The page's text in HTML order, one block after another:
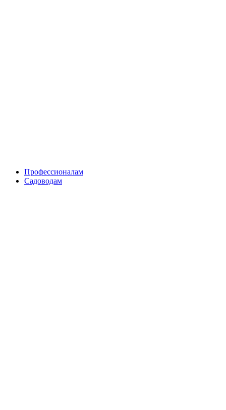
Профессионалам
Садоводам